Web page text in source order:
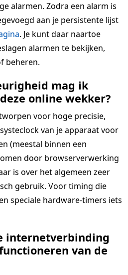
alarmen. Zodra een alarm is
aan je persistente lijst
. Je kunt daar naartoe
alarmen te bekijken,
beheren.
mag ik
online wekker?
voor hoge precisie,
van je apparaat voor
(meestal binnen een
door browserverwerking
is over het algemeen zeer
gebruik. Voor timing die
speciale hardware-timers iets
internetverbinding
van de